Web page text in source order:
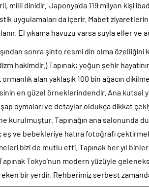
milli dinidir. Japonya’da 119 milyon kişi
uygulamaları da içerir. Mabet
El yıkama havuzu varsa suyla eller ve
sonra şinto resmi din olma özelliğini
hakimdir.) Tapınak; yoğun şehir
alan yaklaşık 100 bin ağacın
en güzel örneklerindendir. Ana kutsal
oymaları ve detaylar oldukça dikkat
kurulmuştur. Tapınağın ana salonunda
eş ve bebekleriye hatıra fotoğrafı
bizi de mutlu etti. Tapınak her yıl
Tokyo’nun modern yüzüyle
bir yerdir. Rehberimiz serbest